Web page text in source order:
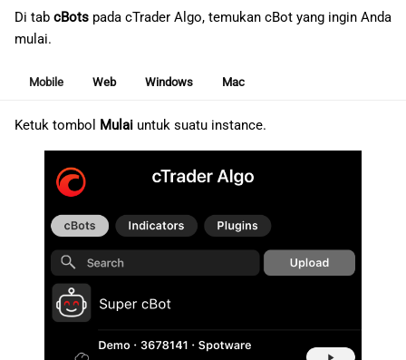
Di tab cBots pada cTrader Algo, temukan cBot yang ingin Anda
mulai.
Mobile Web Windows Mac
Ketuk tombol Mulai untuk suatu instance.